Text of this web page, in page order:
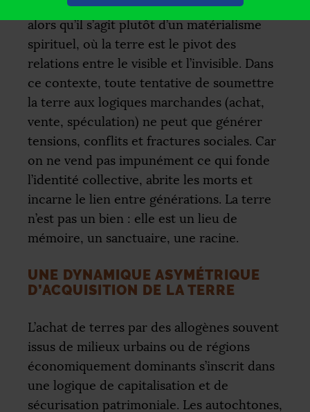
appelle à tort animisme ou fétichisme,
alors qu’il s’agit plutôt d’un matérialisme
spirituel, où la terre est le pivot des
relations entre le visible et l’invisible. Dans
ce contexte, toute tentative de soumettre
la terre aux logiques marchandes (achat,
vente, spéculation) ne peut que générer
tensions, conflits et fractures sociales. Car
on ne vend pas impunément ce qui fonde
l’identité collective, abrite les morts et
incarne le lien entre générations. La terre
n’est pas un bien : elle est un lieu de
mémoire, un sanctuaire, une racine.
UNE DYNAMIQUE ASYMÉTRIQUE
D’ACQUISITION DE LA TERRE
L’achat de terres par des allogènes souvent
issus de milieux urbains ou de régions
économiquement dominants s’inscrit dans
une logique de capitalisation et de
sécurisation patrimoniale. Les autochtones,